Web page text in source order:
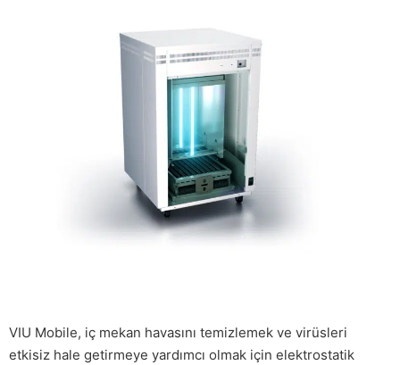
VIU Mobile, iç mekan havasını temizlemek ve virüsleri
etkisiz hale getirmeye yardımcı olmak için elektrostatik